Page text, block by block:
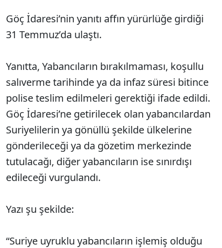
Göç İdaresi’nin yanıtı affın yürürlüğe girdiği
31 Temmuz’da ulaştı.
Yanıtta, Yabancıların bırakılmaması, koşullu
salıverme tarihinde ya da infaz süresi bitince
polise teslim edilmeleri gerektiği ifade edildi.
Göç İdaresi’ne getirilecek olan yabancılardan
Suriyelilerin ya gönüllü şekilde ülkelerine
gönderileceği ya da gözetim merkezinde
tutulacağı, diğer yabancıların ise sınırdışı
edileceği vurgulandı.
Yazı şu şekilde:
“Suriye uyruklu yabancıların işlemiş olduğu